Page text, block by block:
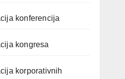
konferencija
kongresa
korporativnih